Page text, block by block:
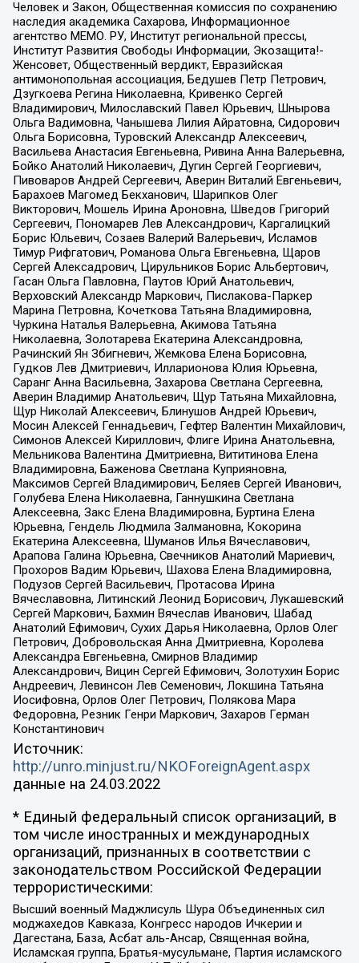
Человек и Закон, Общественная комиссия по сохранению
наследия академика Сахарова, Информационное
агентство МЕМО. РУ, Институт региональной прессы,
Институт Развития Свободы Информации, Экозащита!-
Женсовет, Общественный вердикт, Евразийская
антимонопольная ассоциация, Бедушев Петр Петрович,
Дзугкоева Регина Николаевна, Кривенко Сергей
Владимирович, Милославский Павел Юрьевич, Шнырова
Ольга Вадимовна, Чанышева Лилия Айратовна, Сидорович
Ольга Борисовна, Туровский Александр Алексеевич,
Васильева Анастасия Евгеньевна, Ривина Анна Валерьевна,
Бойко Анатолий Николаевич, Дугин Сергей Георгиевич,
Пивоваров Андрей Сергеевич, Аверин Виталий Евгеньевич,
Барахоев Магомед Бекханович, Шарипков Олег
Викторович, Мошель Ирина Ароновна, Шведов Григорий
Сергеевич, Пономарев Лев Александрович, Каргалицкий
Борис Юльевич, Созаев Валерий Валерьевич, Исламов
Тимур Рифгатович, Романова Ольга Евгеньевна, Щаров
Сергей Алексадрович, Цирульников Борис Альбертович,
Гасан Ольга Павловна, Паутов Юрий Анатольевич,
Верховский Александр Маркович, Пислакова-Паркер
Марина Петровна, Кочеткова Татьяна Владимировна,
Чуркина Наталья Валерьевна, Акимова Татьяна
Николаевна, Золотарева Екатерина Александровна,
Рачинский Ян Збигневич, Жемкова Елена Борисовна,
Гудков Лев Дмитриевич, Илларионова Юлия Юрьевна,
Саранг Анна Васильевна, Захарова Светлана Сергеевна,
Аверин Владимир Анатольевич, Щур Татьяна Михайловна,
Щур Николай Алексеевич, Блинушов Андрей Юрьевич,
Мосин Алексей Геннадьевич, Гефтер Валентин Михайлович,
Симонов Алексей Кириллович, Флиге Ирина Анатольевна,
Мельникова Валентина Дмитриевна, Вититинова Елена
Владимировна, Баженова Светлана Куприяновна,
Максимов Сергей Владимирович, Беляев Сергей Иванович,
Голубева Елена Николаевна, Ганнушкина Светлана
Алексеевна, Закс Елена Владимировна, Буртина Елена
Юрьевна, Гендель Людмила Залмановна, Кокорина
Екатерина Алексеевна, Шуманов Илья Вячеславович,
Арапова Галина Юрьевна, Свечников Анатолий Мариевич,
Прохоров Вадим Юрьевич, Шахова Елена Владимировна,
Подузов Сергей Васильевич, Протасова Ирина
Вячеславовна, Литинский Леонид Борисович, Лукашевский
Сергей Маркович, Бахмин Вячеслав Иванович, Шабад
Анатолий Ефимович, Сухих Дарья Николаевна, Орлов Олег
Петрович, Добровольская Анна Дмитриевна, Королева
Александра Евгеньевна, Смирнов Владимир
Александрович, Вицин Сергей Ефимович, Золотухин Борис
Андреевич, Левинсон Лев Семенович, Локшина Татьяна
Иосифовна, Орлов Олег Петрович, Полякова Мара
Федоровна, Резник Генри Маркович, Захаров Герман
Константинович
Источник:
http://unro.minjust.ru/NKOForeignAgent.aspx
данные на 24.03.2022
* Единый федеральный список организаций, в
том числе иностранных и международных
организаций, признанных в соответствии с
законодательством Российской Федерации
террористическими:
Высший военный Маджлисуль Шура Объединенных сил
моджахедов Кавказа, Конгресс народов Ичкерии и
Дагестана, База, Асбат аль-Ансар, Священная война,
Исламская группа, Братья-мусульмане, Партия исламского